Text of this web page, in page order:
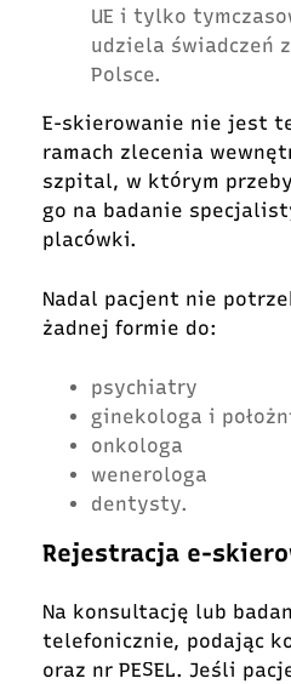
UE i tylko
udziela świadczeń
Polsce.
E-skierowanie nie jest
ramach zlecenia
szpital, w którym
go na badanie
placówki.
Nadal pacjent nie
żadnej formie do:
psychiatry
ginekologa i
onkologa
wenerologa
dentysty.
Rejestracja e-
Na konsultację lub
telefonicznie, podając
oraz nr PESEL. Jeśli